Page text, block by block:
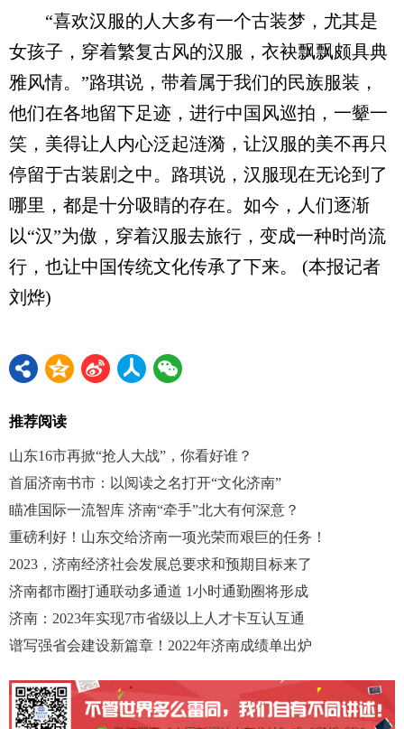
“喜欢汉服的人大多有一个古装梦，尤其是
女孩子，穿着繁复古风的汉服，衣袂飘飘颇具典
雅风情。”路琪说，带着属于我们的民族服装，
他们在各地留下足迹，进行中国风巡拍，一颦一
笑，美得让人内心泛起涟漪，让汉服的美不再只
停留于古装剧之中。路琪说，汉服现在无论到了
哪里，都是十分吸睛的存在。如今，人们逐渐
以“汉”为傲，穿着汉服去旅行，变成一种时尚流
行，也让中国传统文化传承了下来。 (本报记者
刘烨)
推荐阅读
山东16市再掀“抢人大战”，你看好谁？
首届济南书市：以阅读之名打开“文化济南”
瞄准国际一流智库 济南“牵手”北大有何深意？
重磅利好！山东交给济南一项光荣而艰巨的任务！
2023，济南经济社会发展总要求和预期目标来了
济南都市圈打通联动多通道 1小时通勤圈将形成
济南：2023年实现7市省级以上人才卡互认互通
谱写强省会建设新篇章！2022年济南成绩单出炉